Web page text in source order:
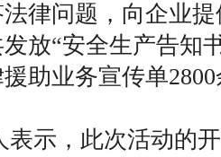
律问题，向企业
放“安全生产告知
助业务宣传单
表示，此次活动的